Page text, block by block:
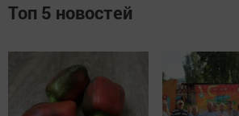
Топ 5 новостей